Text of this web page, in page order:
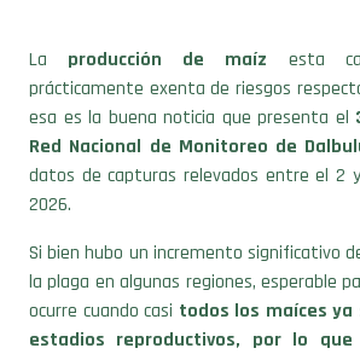
La producción de maíz esta
prácticamente exenta de riesgos
esa es la buena noticia que presenta el
Red Nacional de Monitoreo de
datos de capturas relevados entre el 2
2026.
Si bien hubo un incremento significativo
la plaga en algunas regiones, esperable
ocurre cuando casi todos los maíces
estadios reproductivos, por lo